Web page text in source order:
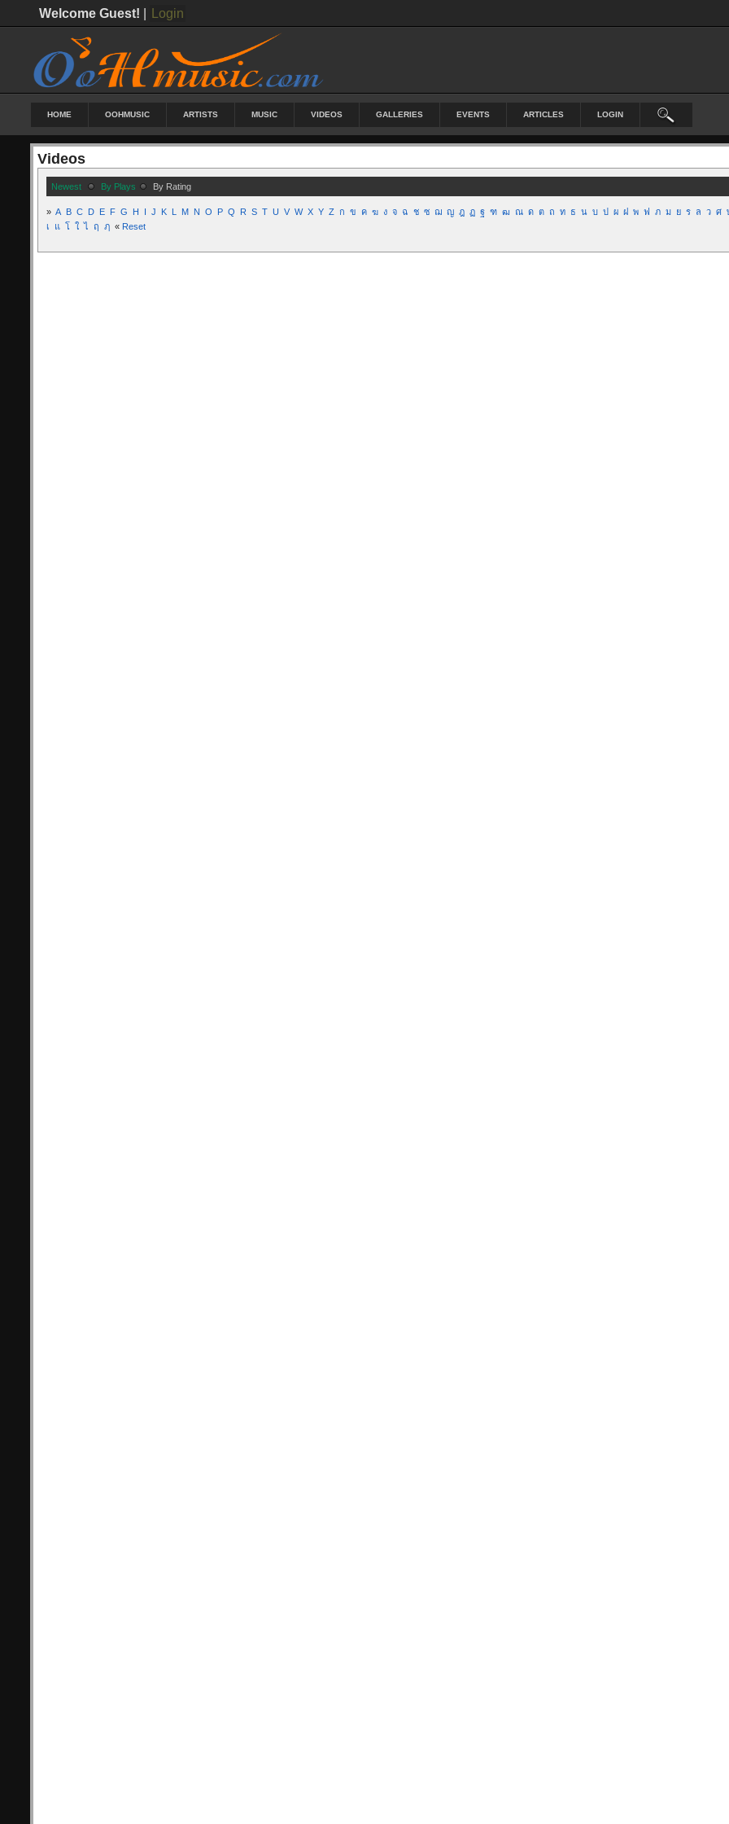
Welcome Guest! Login
HOME OOHMUSIC ARTISTS MUSIC VIDEOS GALLERIES EVENTS ARTICLES LOGIN
Videos
Newest By Plays By Rating
» A B C D E F G H I J K L M N O P Q R S T U V W X Y Z ก ข ค ฆ ง จ ฉ ช ซ ฌ ญ ฎ ฏ ฐ ฑ ฒ ณ ด ต ถ ท ธ น บ ป ผ ฝ พ ฟ ภ ม ย ร ล ว ศ
เ
แ โ ใ ไ ฤ ฦ « Reset